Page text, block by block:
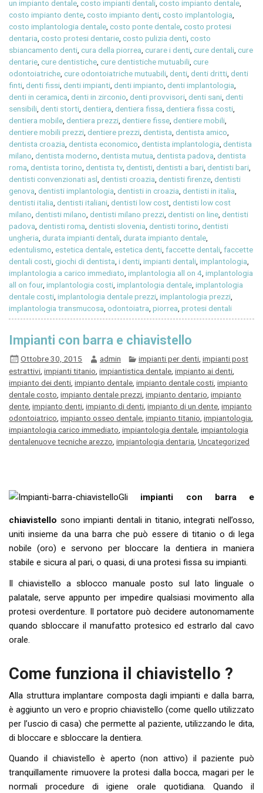
un impianto dentale ,costo impianti dentali ,costo impianto dentale
costo impianto dente ,costo impianto denti ,costo implantologia
costo implantologia dentale ,costo ponte dentale ,costo protesi
dentaria ,costo protesi dentarie ,costo pulizia denti ,costo
sbiancamento denti ,cura della piorrea ,curare i denti ,cure dentali ,cure
dentarie ,cure dentistiche ,cure dentistiche mutuabili ,cure
odontoiatriche ,cure odontoiatriche mutuabili ,denti ,denti dritti ,denti
finti ,denti fissi ,denti impianti ,denti impianto ,denti implantologia
denti in ceramica ,denti in zirconio ,denti provvisori ,denti sani ,denti
sensibili ,denti storti ,dentiera ,dentiera fissa ,dentiera fissa costi
dentiera mobile ,dentiera prezzi ,dentiere fisse ,dentiere mobili
dentiere mobili prezzi ,dentiere prezzi ,dentista ,dentista amico
dentista croazia ,dentista economico ,dentista implantologia ,dentista
milano ,dentista moderno ,dentista mutua ,dentista padova ,dentista
roma ,dentista torino ,dentista tv,dentisti ,dentisti a bari ,dentisti bari
dentisti convenzionati asl ,dentisti croazia ,dentisti firenze ,dentisti
genova ,dentisti implantologia ,dentisti in croazia ,dentisti in italia
dentisti italia ,dentisti italiani ,dentisti low cost ,dentisti low cost
milano ,dentisti milano ,dentisti milano prezzi ,dentisti on line ,dentisti
padova ,dentisti roma ,dentisti slovenia ,dentisti torino ,dentisti
ungheria ,durata impianti dentali ,durata impianto dentale
edentulismo ,estetica dentale ,estetica denti ,faccette dentali ,faccette
dentali costi ,giochi di dentista ,i denti ,impianti dentali ,implantologia
implantologia a carico immediato ,implantologia all on 4 ,implantologia
all on four,implantologia costi ,implantologia dentale ,implantologia
dentale costi ,implantologia dentale prezzi ,implantologia prezzi
implantologia transmucosa ,odontoiatra ,piorrea ,protesi dentali
Impianti con barra e chiavistello
Ottobre 30, 2015 admin impianti per denti, impianti post
estrattivi ,impianti titanio ,impiantistica dentale ,impianto ai denti
impianto dei denti ,impianto dentale ,impianto dentale costi ,impianto
dentale costo ,impianto dentale prezzi ,impianto dentario ,impianto
dente ,impianto denti ,impianto di denti ,impianto di un dente ,impianto
odontoiatrico ,impianto osseo dentale ,impianto titanio ,impiantologia
impiantologia carico immediato ,impiantologia dentale ,impiantologia
dentalenuove tecniche arezzo ,impiantologia dentaria ,Uncategorized
Gli impianti con barra e
chiavistello sono impianti dentali in titanio, integrati nell’osso,
uniti insieme da una barra che può essere di titanio o di lega
nobile (oro) e servono per bloccare la dentiera in maniera
stabile e sicura al pari, o quasi, di una protesi fissa su impianti.
Il chiavistello a sblocco manuale posto sul lato linguale o
palatale, serve appunto per impedire qualsiasi movimento alla
protesi overdenture. Il portatore può decidere autonomamente
quando sbloccare il manufatto protesico ed estrarlo dal cavo
orale.
Come funziona il chiavistello ?
Alla struttura implantare composta dagli impianti e dalla barra,
è aggiunto un vero e proprio chiavistello (come quello utilizzato
per l’uscio di casa) che permette al paziente, utilizzando le dita,
di bloccare e sbloccare la dentiera.
Quando il chiavistello è aperto (non attivo) il paziente può
tranquillamente rimuovere la protesi dalla bocca, magari per le
normali procedure di igiene orale quotidiana. Quando il